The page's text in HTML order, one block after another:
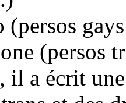
(persos
(persos
il a écrit